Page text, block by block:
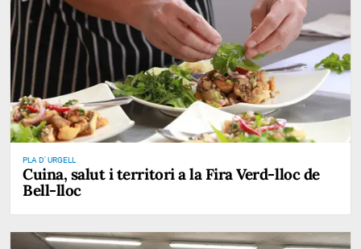
PLA D' URGELL
Cuina, salut i territori a la Fira Verd-lloc de
Bell-lloc